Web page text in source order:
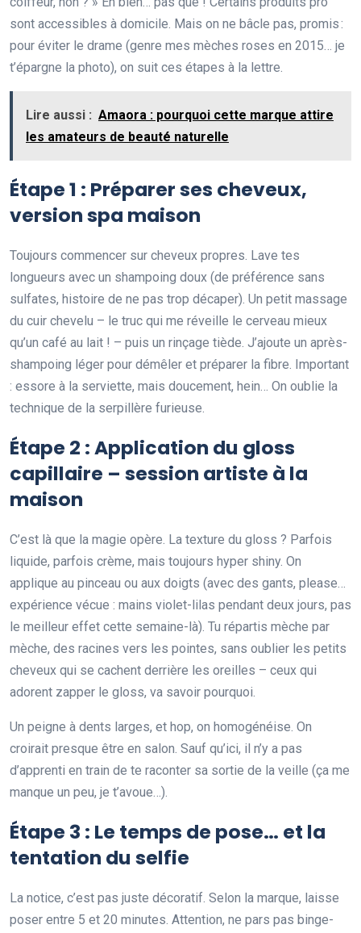
sont accessibles à domicile. Mais on ne bâcle pas, promis :
pour éviter le drame (genre mes mèches roses en 2015… je
t’épargne la photo), on suit ces étapes à la lettre.
Lire aussi : Amaora : pourquoi cette marque attire
les amateurs de beauté naturelle
Étape 1 : Préparer ses cheveux,
version spa maison
Toujours commencer sur cheveux propres. Lave tes
longueurs avec un shampoing doux (de préférence sans
sulfates, histoire de ne pas trop décaper). Un petit massage
du cuir chevelu – le truc qui me réveille le cerveau mieux
qu’un café au lait ! – puis un rinçage tiède. J’ajoute un après-
shampoing léger pour démêler et préparer la fibre. Important
: essore à la serviette, mais doucement, hein… On oublie la
technique de la serpillère furieuse.
Étape 2 : Application du gloss
capillaire – session artiste à la
maison
C’est là que la magie opère. La texture du gloss ? Parfois
liquide, parfois crème, mais toujours hyper shiny. On
applique au pinceau ou aux doigts (avec des gants, please…
expérience vécue : mains violet-lilas pendant deux jours, pas
le meilleur effet cette semaine-là). Tu répartis mèche par
mèche, des racines vers les pointes, sans oublier les petits
cheveux qui se cachent derrière les oreilles – ceux qui
adorent zapper le gloss, va savoir pourquoi.
Un peigne à dents larges, et hop, on homogénéise. On
croirait presque être en salon. Sauf qu’ici, il n’y a pas
d’apprenti en train de te raconter sa sortie de la veille (ça me
manque un peu, je t’avoue…).
Étape 3 : Le temps de pose… et la
tentation du selfie
La notice, c’est pas juste décoratif. Selon la marque, laisse
poser entre 5 et 20 minutes. Attention, ne pars pas binge-